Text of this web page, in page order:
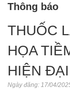
Thông báo
THUỐC
HỌA
HIỆN ĐẠI
Ngày đăng: 17/04/